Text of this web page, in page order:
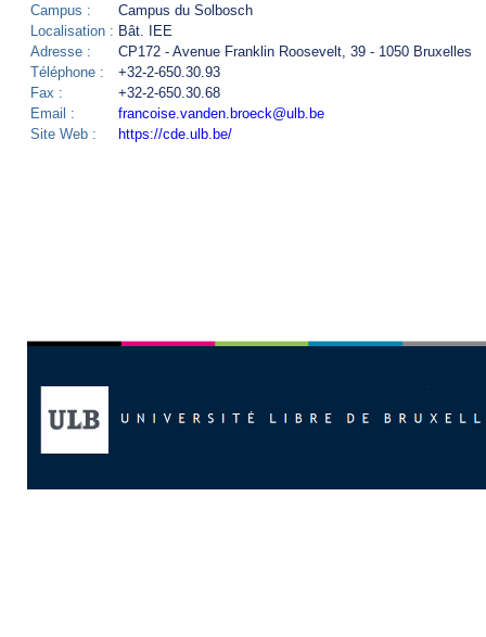
Campus :
Campus du Solbosch
Localisation : Bât. IEE
Adresse :
CP172 - Avenue Franklin Roosevelt, 39 - 1050 Bruxelles
Téléphone :
+32-2-650.30.93
Fax :
+32-2-650.30.68
Email :
francoise.vanden.broeck@ulb.be
Site Web :
https://cde.ulb.be/